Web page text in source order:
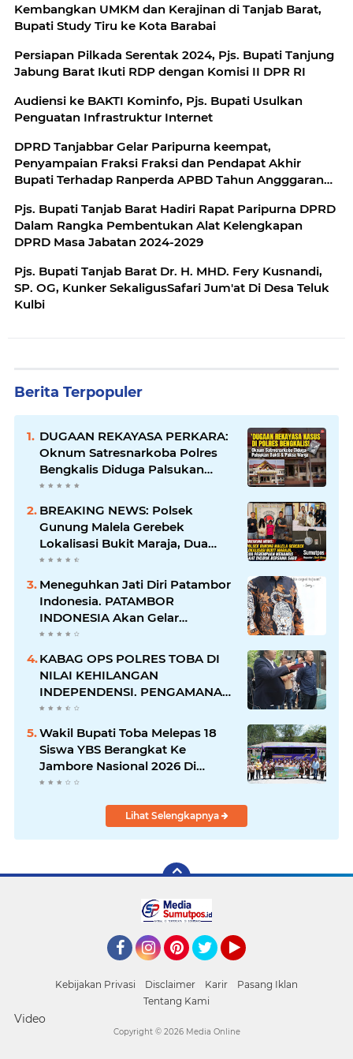
Kembangkan UMKM dan Kerajinan di Tanjab Barat,
Bupati Study Tiru ke Kota Barabai
Persiapan Pilkada Serentak 2024, Pjs. Bupati Tanjung
Jabung Barat Ikuti RDP dengan Komisi II DPR RI
Audiensi ke BAKTI Kominfo, Pjs. Bupati Usulkan
Penguatan Infrastruktur Internet
DPRD Tanjabbar Gelar Paripurna keempat,
Penyampaian Fraksi Fraksi dan Pendapat Akhir
Bupati Terhadap Ranperda APBD Tahun Angggaran
Pjs. Bupati Tanjab Barat Hadiri Rapat Paripurna DPRD
Dalam Rangka Pembentukan Alat Kelengkapan
DPRD Masa Jabatan 2024-2029
Pjs. Bupati Tanjab Barat Dr. H. MHD. Fery Kusnandi,
SP. OG, Kunker SekaligusSafari Jum'at Di Desa Teluk
Kulbi
Berita Terpopuler
DUGAAN REKAYASA PERKARA:
Oknum Satresnarkoba Polres
Bengkalis Diduga Palsukan
Barang Bukti Hingga Paksa
BREAKING NEWS: Polsek
Gunung Malela Gerebek
Lokalisasi Bukit Maraja, Dua
Perempuan Menangis Saat
Diciduk Bersama Sabu
Meneguhkan Jati Diri Patambor
Indonesia. PATAMBOR
INDONESIA Akan Gelar
RAKERNAS II Di Jakarta.
KABAG OPS POLRES TOBA DI
NILAI KEHILANGAN
INDEPENDENSI. PENGAMANAN
PENEMBOKAN TANAH DI
LAGUBOTI DAPAT SOROTAN.
Wakil Bupati Toba Melepas 18
Siswa YBS Berangkat Ke
Jambore Nasional 2026 Di
Cibubur.
Lihat Selengkapnya
Kebijakan Privasi Disclaimer Karir
Pasang Iklan
Tentang Kami
Video
Copyright © 2026 Media Online